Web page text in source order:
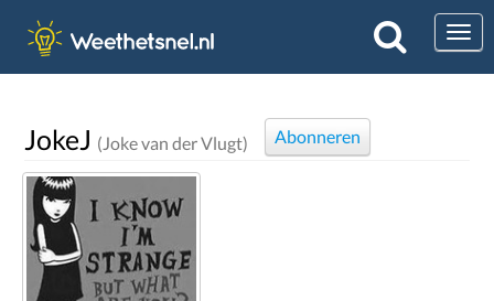
JokeJ (Joke van der Vlugt) Abonneren